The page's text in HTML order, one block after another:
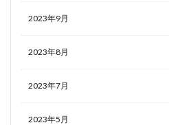
2023年9月
2023年8月
2023年7月
2023年5月